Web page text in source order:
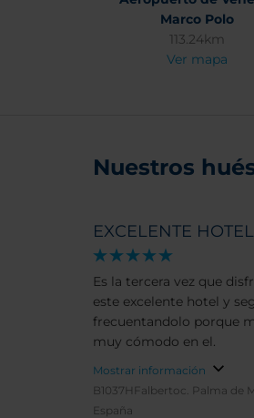
Marco Polo
113.24km
Ver mapa
Nuestros
EXCELENTE HOTEL
Es la tercera vez que
este excelente hotel y
frecuentandolo porque
muy cómodo en el.
Mostrar información
B1037HFalbertoc.
Palma de
España